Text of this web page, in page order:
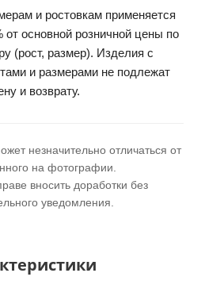
и ростовкам применяется
от основной розничной цены по
(рост, размер). Изделия с
и размерами не подлежат
и возврату.
незначительно отличаться от
на фотографии.
вносить доработки без
уведомления.